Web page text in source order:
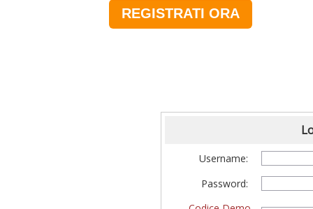
REGISTRATI ORA
Username:
Password: